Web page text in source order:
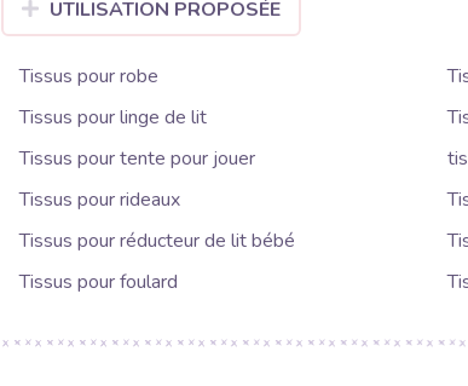
UTILISATION PROPOSÉE
Tissus pour robe
Tissus pour linge de lit
Tissus pour tente pour jouer
Tissus pour rideaux
Tissus pour réducteur de lit bébé
Tissus pour foulard